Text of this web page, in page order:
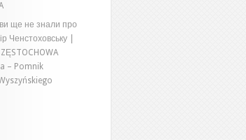
ще не знали про
Ченстоховську |
– Pomnik